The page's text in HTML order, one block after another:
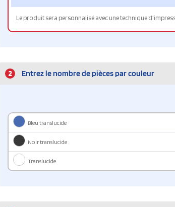
Le produit sera personnalisé avec une technique
2 Entrez le nombre de pièces par couleur
Bleu translucide
Noir translucide
Translucide